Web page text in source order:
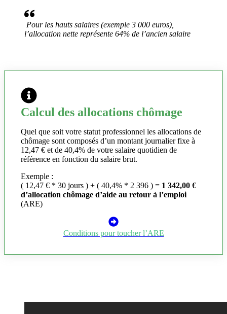
Pour les hauts salaires (exemple 3 000 euros),
l’allocation nette représente 64% de l’ancien salaire
Calcul des allocations chômage
Quel que soit votre statut professionnel les allocations de
chômage sont composés d’un montant journalier fixe à
12,47 € et de 40,4% de votre salaire quotidien de
référence en fonction du salaire brut.
Exemple :
( 12,47 € * 30 jours ) + ( 40,4% * 2 396 ) = 1 342,00 €
d’allocation chômage d’aide au retour à l’emploi
(ARE)
Conditions pour toucher l’ARE